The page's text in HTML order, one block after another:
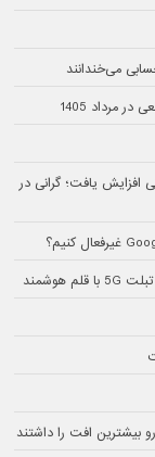
افزایش یافت؛ گرانی در